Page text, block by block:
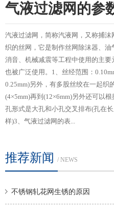
气液过滤网的参
汽液过滤网，简称汽液网，又称捕
织的丝网，它是制作丝网除沫器、
消音、机械减震等工程中使用的主
也被广泛使用。1、丝经范围：
0.25mm)另外，有多股丝绞在一起织
(4×5mm)再到(12×6mm)另外还可以
孔形式是大孔和小孔交叉排布(孔在
样)3、气液过滤网的表...
推荐新闻 / NEWS
不锈钢轧花网生锈的原因